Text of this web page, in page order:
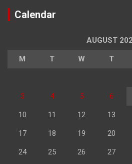
Calendar
AUGUST
M T W T
3 4 5 6
10 11 12 13
17 18 19 20
24 25 26 27